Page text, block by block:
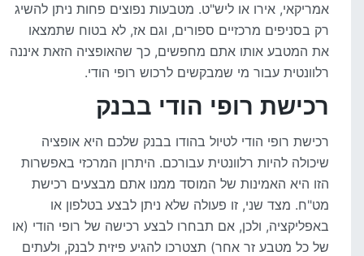
אמריקאי, אירו או ליש"ט. מטבעות נפוצים פחות ניתן להשיג
רק בסניפים מרכזיים ספורים, וגם אז, לא בטוח שתמצאו
את המטבע אותו אתם מחפשים, כך שהאופציה הזאת איננה
רלוונטית עבור מי שמבקשים לרכוש רופי הודי.
רכישת רופי הודי בבנק
רכישת רופי הודי לטיול בהודו בבנק שלכם היא אופציה
שיכולה להיות רלוונטית עבורכם. היתרון המרכזי באפשרות
הזו היא האמינות של המוסד ממנו אתם מבצעים רכישת
מט"ח. מצד שני, זו פעולה שלא ניתן לבצע בטלפון או
באפליקציה, ולכן, אם תבחרו לבצע רכישה של רופי הודי (או
של כל מטבע זר אחר) תצטרכו להגיע פיזית לבנק, ולעתים